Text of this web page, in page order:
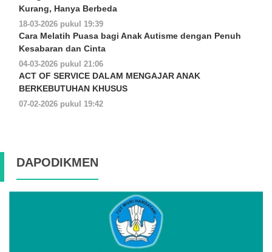
Kurang, Hanya Berbeda
18-03-2026 pukul 19:39
Cara Melatih Puasa bagi Anak Autisme dengan Penuh
Kesabaran dan Cinta
04-03-2026 pukul 21:06
ACT OF SERVICE DALAM MENGAJAR ANAK
BERKEBUTUHAN KHUSUS
07-02-2026 pukul 19:42
DAPODIKMEN